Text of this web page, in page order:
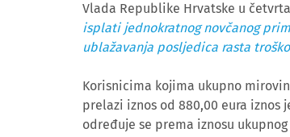
Vlada Republike Hrvatske u
isplati jednokratnog novčanog
ublažavanja posljedica rasta
Korisnicima kojima ukupno
prelazi iznos od 880,00 eura iznos
određuje se prema iznosu